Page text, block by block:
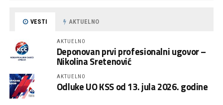
VESTI AKTUELNO
AKTUELNO
Deponovan prvi profesionalni ugovor –
Nikolina Sretenović
AKTUELNO
Odluke UO KSS od 13. jula 2026. godine